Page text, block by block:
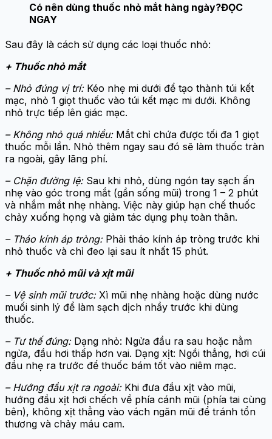
Có nên dùng thuốc nhỏ mắt hàng ngày?ĐỌC
NGAY
Sau đây là cách sử dụng các loại thuốc nhỏ:
+ Thuốc nhỏ mắt
– Nhỏ đúng vị trí: Kéo nhẹ mi dưới để tạo thành túi kết
mạc, nhỏ 1 giọt thuốc vào túi kết mạc mi dưới. Không
nhỏ trực tiếp lên giác mạc.
– Không nhỏ quá nhiều:Mắt chỉ chứa được tối đa 1 giọt
thuốc mỗi lần. Nhỏ thêm ngay sau đó sẽ làm thuốc tràn
ra ngoài, gây lãng phí.
– Chặn đường lệ:Sau khi nhỏ, dùng ngón tay sạch ấn
nhẹ vào góc trong mắt (gần sống mũi) trong 1 – 2 phút
và nhắm mắt nhẹ nhàng. Việc này giúp hạn chế thuốc
chảy xuống họng và giảm tác dụng phụ toàn thân.
– Tháo kính áp tròng:Phải tháo kính áp tròng trước khi
nhỏ thuốc và chỉ đeo lại sau ít nhất 15 phút.
+ Thuốc nhỏ mũi và xịt mũi
– Vệ sinh mũi trước: Xì mũi nhẹ nhàng hoặc dùng nước
muối sinh lý để làm sạch dịch nhầy trước khi dùng
thuốc.
– Tư thế đúng:Dạng nhỏ: Ngửa đầu ra sau hoặc nằm
ngửa, đầu hơi thấp hơn vai. Dạng xịt: Ngồi thẳng, hơi cúi
đầu nhẹ ra trước để thuốc bám tốt vào niêm mạc.
– Hướng đầu xịt ra ngoài:Khi đưa đầu xịt vào mũi,
hướng đầu xịt hơi chếch về phía cánh mũi (phía tai cùng
bên), không xịt thẳng vào vách ngăn mũi để tránh tổn
thương và chảy máu cam.